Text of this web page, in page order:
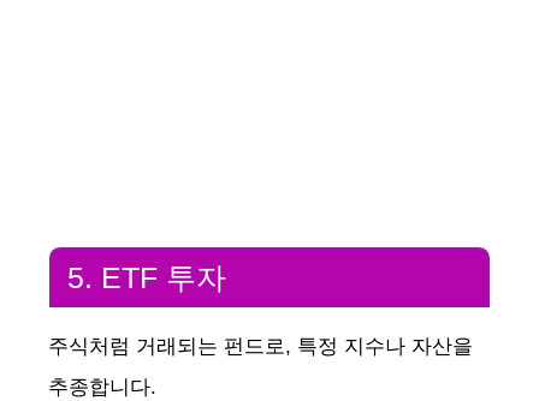
5. ETF 투자
주식처럼 거래되는 펀드로, 특정 지수나 자산을
추종합니다.